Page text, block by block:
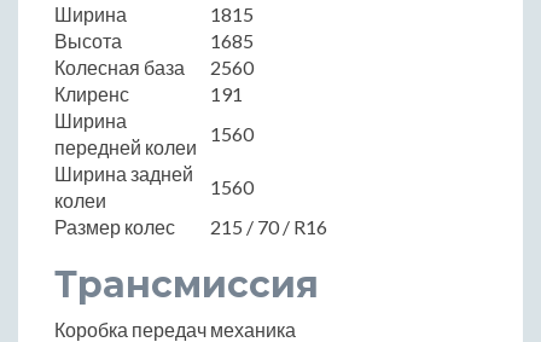
Ширина
1815
Высота
1685
Колесная база
2560
Клиренс
191
Ширина
передней колеи
1560
Ширина задней
колеи
1560
Размер колес
215 / 70 / R16
Трансмиссия
Коробка передач механика